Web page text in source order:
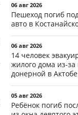
06 авг 2026
Пешеход погиб
авто в
06 авг 2026
14 человек
жилого дома из-
донерной в Актобе
05 авг 2026
Ребёнок погиб